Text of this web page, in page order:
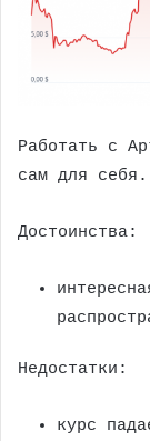
Работать с
сам для себя.
Достоинства:
Недостатки:
курс